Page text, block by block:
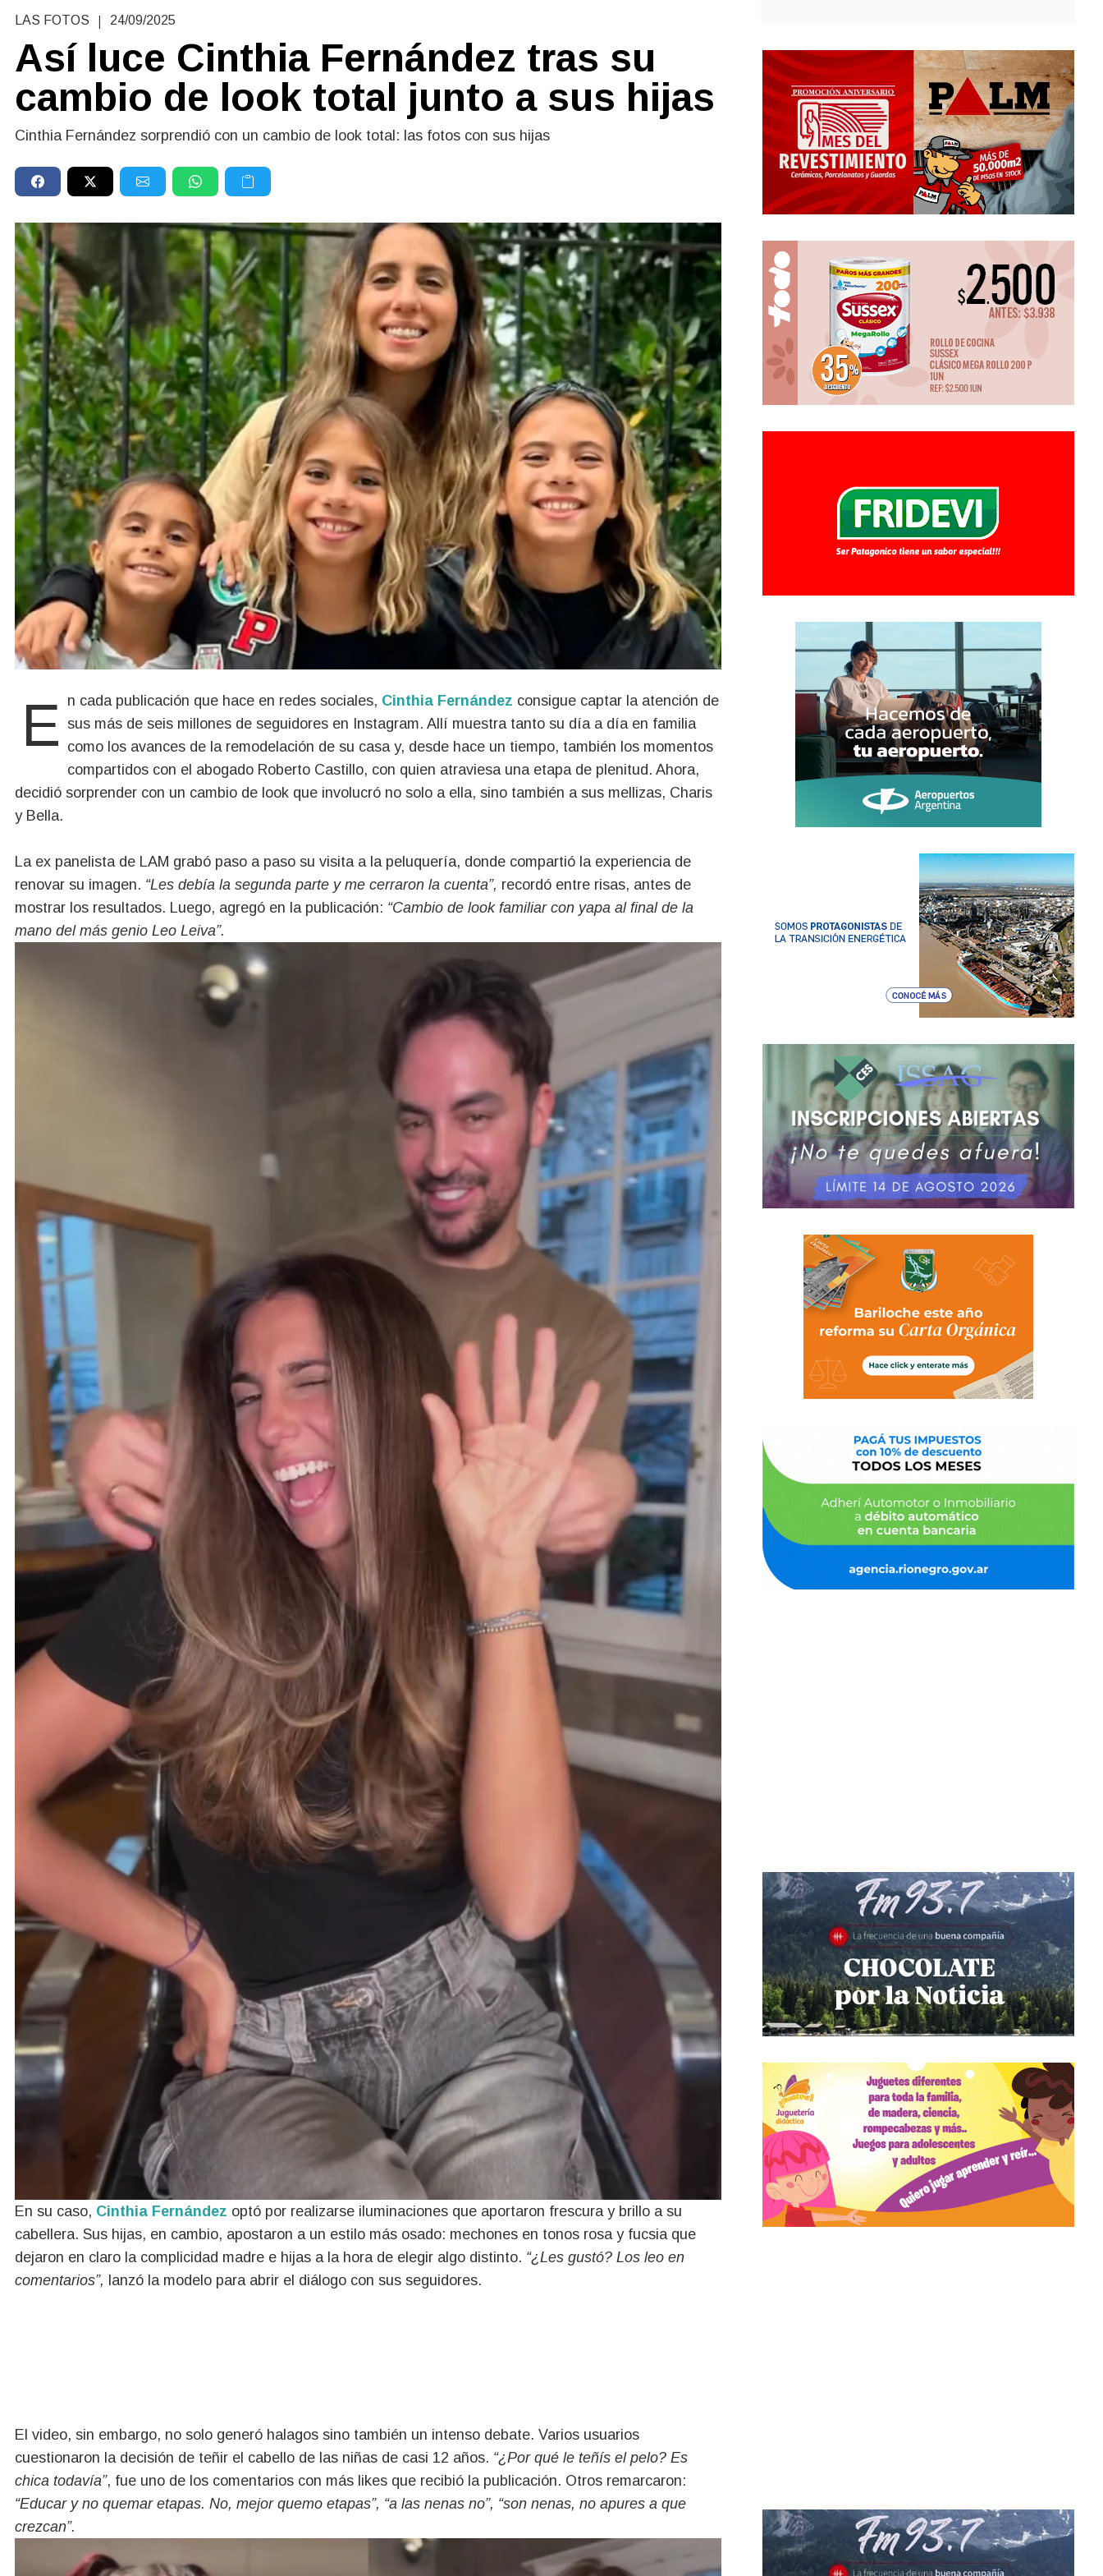
LAS FOTOS | 24/09/2025
Así luce Cinthia Fernández tras su
cambio de look total junto a sus hijas
Cinthia Fernández sorprendió con un cambio de look total: las fotos con sus hijas
En cada publicación que hace en redes sociales, Cinthia Fernández consigue captar la atención de
sus más de seis millones de seguidores en Instagram. Allí muestra tanto su día a día en familia
como los avances de la remodelación de su casa y, desde hace un tiempo, también los momentos
compartidos con el abogado Roberto Castillo, con quien atraviesa una etapa de plenitud. Ahora,
decidió sorprender con un cambio de look que involucró no solo a ella, sino también a sus mellizas, Charis
y Bella.
La ex panelista de LAM grabó paso a paso su visita a la peluquería, donde compartió la experiencia de
renovar su imagen. “Les debía la segunda parte y me cerraron la cuenta”, recordó entre risas, antes de
mostrar los resultados. Luego, agregó en la publicación: “Cambio de look familiar con yapa al final de la
mano del más genio Leo Leiva”.
En su caso, Cinthia Fernández optó por realizarse iluminaciones que aportaron frescura y brillo a su
cabellera. Sus hijas, en cambio, apostaron a un estilo más osado: mechones en tonos rosa y fucsia que
dejaron en claro la complicidad madre e hijas a la hora de elegir algo distinto. “¿Les gustó? Los leo en
comentarios”, lanzó la modelo para abrir el diálogo con sus seguidores.
El video, sin embargo, no solo generó halagos sino también un intenso debate. Varios usuarios
cuestionaron la decisión de teñir el cabello de las niñas de casi 12 años. “¿Por qué le teñís el pelo? Es
chica todavía”, fue uno de los comentarios con más likes que recibió la publicación. Otros remarcaron:
“Educar y no quemar etapas. No, mejor quemo etapas”, “a las nenas no”, “son nenas, no apures a que
crezcan”.